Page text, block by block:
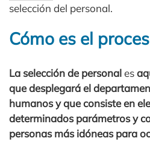
selección del personal.
Cómo es el
La selección de personales
que desplegará el
humanos y que consiste en
determinados parámetros y
personas más idóneas para